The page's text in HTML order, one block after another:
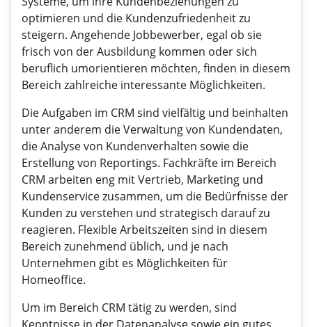
optimieren und die Kundenzufriedenheit zu
steigern. Angehende Jobbewerber, egal ob sie
frisch von der Ausbildung kommen oder sich
beruflich umorientieren möchten, finden in diesem
Bereich zahlreiche interessante Möglichkeiten.
Die Aufgaben im CRM sind vielfältig und beinhalten
unter anderem die Verwaltung von Kundendaten,
die Analyse von Kundenverhalten sowie die
Erstellung von Reportings. Fachkräfte im Bereich
CRM arbeiten eng mit Vertrieb, Marketing und
Kundenservice zusammen, um die Bedürfnisse der
Kunden zu verstehen und strategisch darauf zu
reagieren. Flexible Arbeitszeiten sind in diesem
Bereich zunehmend üblich, und je nach
Unternehmen gibt es Möglichkeiten für
Homeoffice.
Um im Bereich CRM tätig zu werden, sind